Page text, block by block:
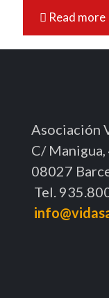
Read more
Asociación
C/
08027
Tel.